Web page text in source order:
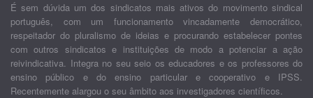
É sem dúvida um dos sindicatos mais ativos do movimento sindical
português, com um funcionamento vincadamente democrático,
respeitador do pluralismo de ideias e procurando estabelecer pontes
com outros sindicatos e instituições de modo a potenciar a ação
reivindicativa. Integra no seu seio os educadores e os professores do
ensino público e do ensino particular e cooperativo e IPSS.
Recentemente alargou o seu âmbito aos investigadores científicos.